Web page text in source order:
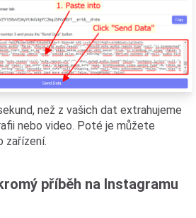
než z vašich dat extrahujeme
nebo video. Poté je můžete
zařízení.
příběh na Instagramu